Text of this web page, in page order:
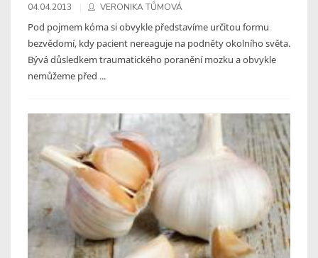
04.04.2013 VERONIKA TŮMOVÁ
Pod pojmem kóma si obvykle představíme určitou formu
bezvědomí, kdy pacient nereaguje na podněty okolního světa.
Bývá důsledkem traumatického poranění mozku a obvykle
nemůžeme před ...